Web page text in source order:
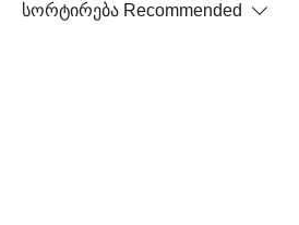
სორტირება Recommended